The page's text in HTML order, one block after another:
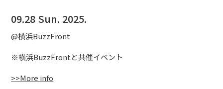
09.28 Sun. 2025.
@横浜BuzzFront
※横浜BuzzFrontと共催イベント
>>More info